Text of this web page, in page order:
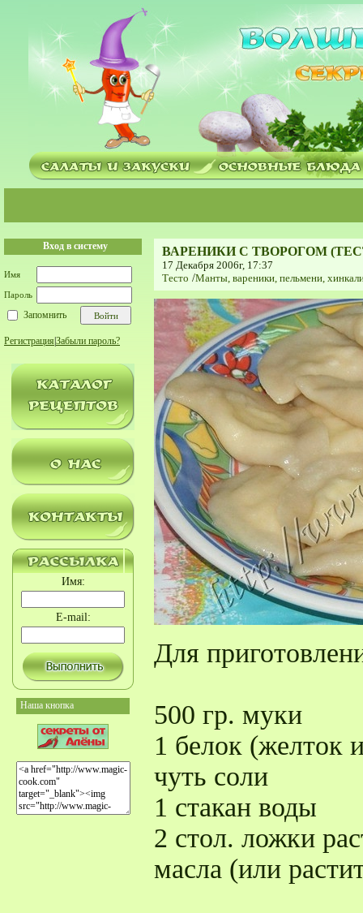
Вход в систему
Имя
Пароль
Запомнить
Регистрация Забыли пароль?
Имя:
E-mail:
Наша кнопка
ВАРЕНИКИ С ТВОРОГОМ
17 Декабря 2006г, 17:37
Тесто /Мaнты, вареники, пельмени,
Для
500 гр. муки
1 белок (желток
чуть соли
1 стакан воды
2 стол. ложки
масла (или